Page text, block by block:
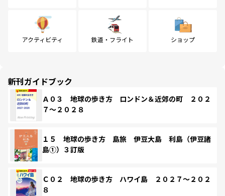
アクティビティ 鉄道・フライト ショップ
新刊ガイドブック
Ａ０３ 地球の歩き方 ロンドン＆近郊の町 ２０２
７～２０２８
１５ 地球の歩き方 島旅 伊豆大島 利島（伊豆諸
島①）３訂版
Ｃ０２ 地球の歩き方 ハワイ島 ２０２７～２０２
８